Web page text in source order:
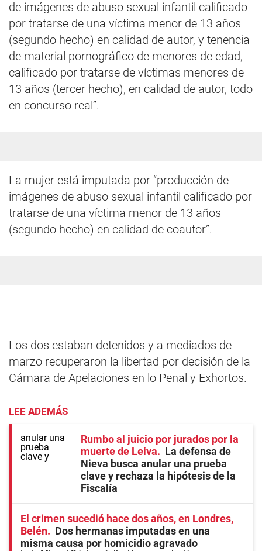
de imágenes de abuso sexual infantil calificado
por tratarse de una víctima menor de 13 años
(segundo hecho) en calidad de autor, y tenencia
de material pornográfico de menores de edad,
calificado por tratarse de víctimas menores de
13 años (tercer hecho), en calidad de autor, todo
en concurso real”.
La mujer está imputada por “producción de
imágenes de abuso sexual infantil calificado por
tratarse de una víctima menor de 13 años
(segundo hecho) en calidad de coautor”.
Los dos estaban detenidos y a mediados de
marzo recuperaron la libertad por decisión de la
Cámara de Apelaciones en lo Penal y Exhortos.
LEE ADEMÁS
Rumbo al juicio por jurados por la
muerte de Leiva
La defensa de
Nieva busca anular una prueba
clave y rechaza la hipótesis de la
Fiscalía
El crimen sucedió hace dos años, en Londres,
Belén
Dos hermanas imputadas en una
misma causa por homicidio agravado